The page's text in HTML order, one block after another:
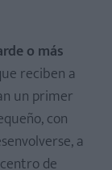
o más
reciben a
un primer
con
a
de